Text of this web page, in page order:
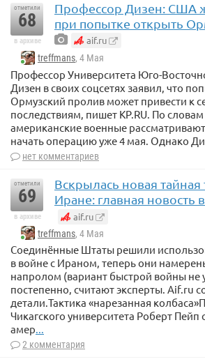
отметили
68
в архиве
Профессор Дизен: США
при попытке открыть
aif.ru
treffmans, 4 Мая
Профессор Университета Юго-
Дизен в своих соцсетях заявил, что
Ормузский пролив может привести к
последствиям, пишет KP.RU. По словам
американские военные
начать операцию уже 4 мая. Однако
нет комментариев
отметили
69
в архиве
Вскрылась новая
Иране: главная новость
aif.ru
treffmans, 4 Мая
Соединённые Штаты решили
в войне с Ираном, теперь они
напролом (вариант быстрой войны не
постепенно, считают эксперты. Aif.ru
детали.Тактика «нарезанная
Чикагского университета Роберт Пейп
амер...
2 комментария